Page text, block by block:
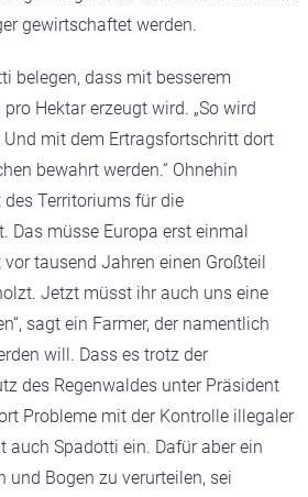
gewirtschaftet werden.
belegen, dass mit besserem
Hektar erzeugt wird. „So wird
Und mit dem Ertragsfortschritt dort
bewahrt werden.“ Ohnehin
Territoriums für die
Das müsse Europa erst einmal
tausend Jahren einen Großteil
Jetzt müsst ihr auch uns eine
sagt ein Farmer, der namentlich
will. Dass es trotz der
des Regenwaldes unter Präsident
Probleme mit der Kontrolle illegaler
auch Spadotti ein. Dafür aber ein
und Bogen zu verurteilen, sei